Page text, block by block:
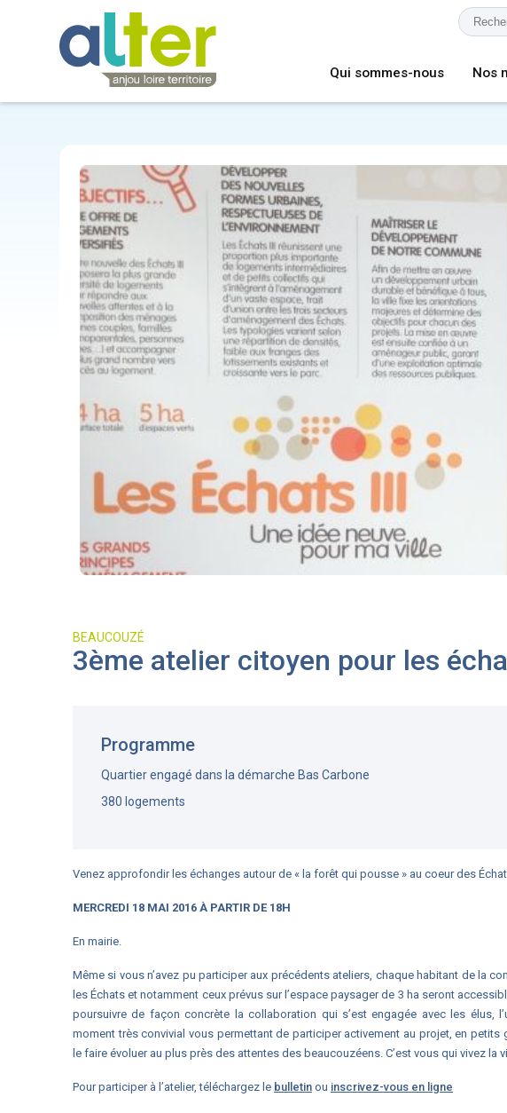
Qui sommes-nous Nos
BEAUCOUZÉ
3ème atelier citoyen pour les
Programme
Quartier engagé dans la démarche Bas Carbone
380 logements
Venez approfondir les échanges autour de « la forêt qui pousse » au coeur des
MERCREDI 18 MAI 2016 À PARTIR DE 18H
En mairie.
Même si vous n’avez pu participer aux précédents ateliers, chaque habitant de la
les Échats et notamment ceux prévus sur l’espace paysager de 3 ha seront
poursuivre de façon concrète la collaboration qui s’est engagée avec les élus,
moment très convivial vous permettant de participer activement au projet, en petits
le faire évoluer au plus près des attentes des beaucouzéens. C’est vous qui vivez la
Pour participer à l’atelier, téléchargez le bulletin ou inscrivez-vous en ligne